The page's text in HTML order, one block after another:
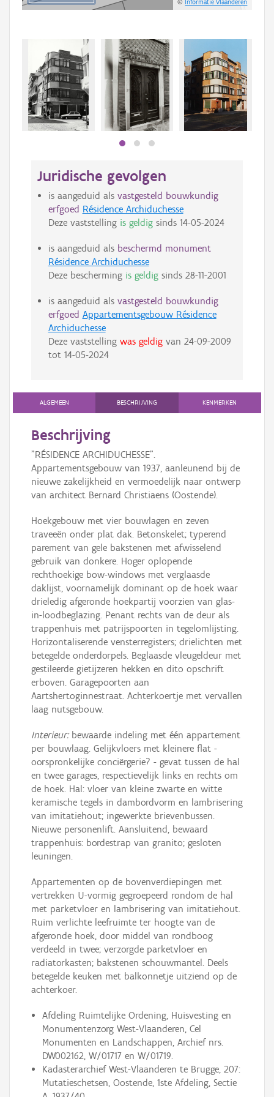
©Informatie Vlaanderen
Juridische gevolgen
is aangeduid als vastgesteld bouwkundig
erfgoed Résidence Archiduchesse
Deze vaststelling is geldigsinds 14-05-2024
is aangeduid als beschermd monument
Résidence Archiduchesse
Deze bescherming is geldigsinds 28-11-2001
is aangeduid als vastgesteld bouwkundig
erfgoed Appartementsgebouw Résidence
Archiduchesse
Deze vaststelling was geldigvan 24-09-2009
tot 14-05-2024
ALGEMEEN BESCHRIJVING KENMERKEN
Beschrijving
"RÉSIDENCE ARCHIDUCHESSE".
Appartementsgebouw van 1937, aanleunend bij de
nieuwe zakelijkheid en vermoedelijk naar ontwerp
van architect Bernard Christiaens (Oostende).
Hoekgebouw met vier bouwlagen en zeven
traveeën onder plat dak. Betonskelet; typerend
parement van gele bakstenen met afwisselend
gebruik van donkere. Hoger oplopende
rechthoekige bow-windows met verglaasde
daklijst, voornamelijk dominant op de hoek waar
drieledig afgeronde hoekpartij voorzien van glas-
in-loodbeglazing. Penant rechts van de deur als
trappenhuis met patrijspoorten in tegelomlijsting.
Horizontaliserende vensterregisters; drielichten met
betegelde onderdorpels. Beglaasde vleugeldeur met
gestileerde gietijzeren hekken en dito opschrift
erboven. Garagepoorten aan
Aartshertoginnestraat. Achterkoertje met vervallen
laag nutsgebouw.
Interieur:bewaarde indeling met één appartement
per bouwlaag. Gelijkvloers met kleinere flat -
oorspronkelijke conciërgerie? - gevat tussen de hal
en twee garages, respectievelijk links en rechts om
de hoek. Hal: vloer van kleine zwarte en witte
keramische tegels in dambordvorm en lambrisering
van imitatiehout; ingewerkte brievenbussen.
Nieuwe personenlift. Aansluitend, bewaard
trappenhuis: bordestrap van granito; gesloten
leuningen.
Appartementen op de bovenverdiepingen met
vertrekken U-vormig gegroepeerd rondom de hal
met parketvloer en lambrisering van imitatiehout.
Ruim verlichte leefruimte ter hoogte van de
afgeronde hoek, door middel van rondboog
verdeeld in twee; verzorgde parketvloer en
radiatorkasten; bakstenen schouwmantel. Deels
betegelde keuken met balkonnetje uitziend op de
achterkoer.
Afdeling Ruimtelijke Ordening, Huisvesting en
Monumentenzorg West-Vlaanderen, Cel
Monumenten en Landschappen, Archief nrs.
DW002162, W/01717 en W/01719.
Kadasterarchief West-Vlaanderen te Brugge, 207:
Mutatieschetsen, Oostende, 1ste Afdeling, Sectie